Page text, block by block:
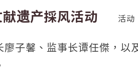
遗产採风活动 活动
子馨、监事长谭任傑，以